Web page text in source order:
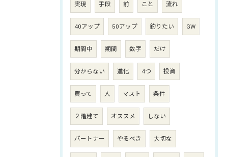
実現 手段 前 こと 流れ
40アップ 50アップ 釣りたい GW
期間中 期間 数字 だけ
分からない 進化 4つ 投資
買って 人 マスト 条件
２階建て オススメ しない
パートナー やるべき 大切な